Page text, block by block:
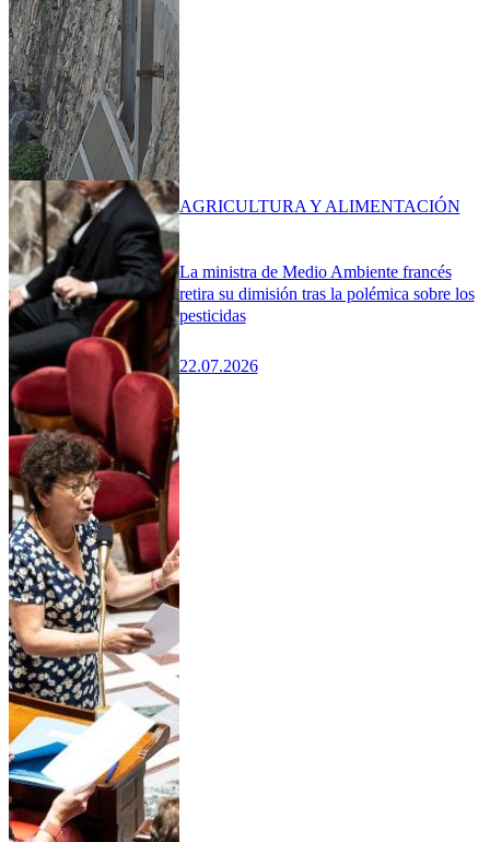
La ministra de Medio Ambiente francés
retira su dimisión tras la polémica sobre los
pesticidas
22.07.2026
AGRICULTURA Y ALIMENTACIÓN